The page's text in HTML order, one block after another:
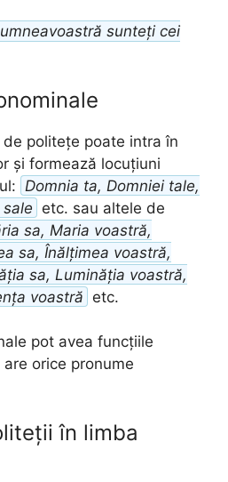
sunteți cei
politețe poate intra în
și formează locuțiuni
Domnia ta, Domniei tale,
etc. sau altele de
sa, Maria voastră,
sa, Înălțimea voastră,
sa, Luminăția voastră,
voastră etc.
pot avea funcțiile
orice pronume
în limba